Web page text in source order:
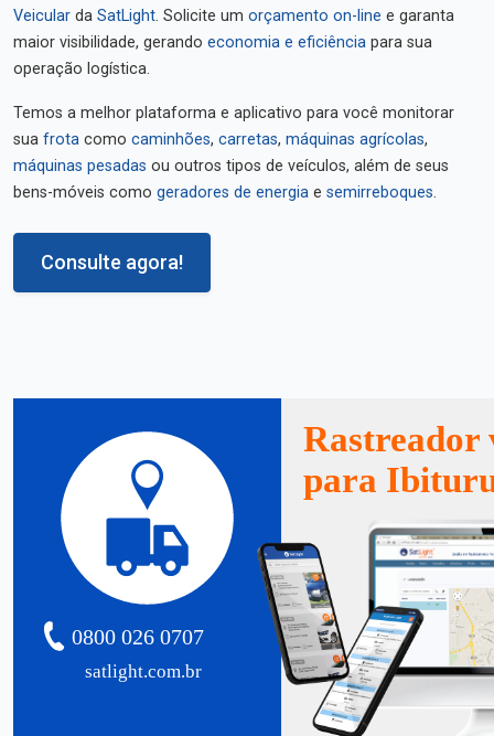
Veicular da SatLight. Solicite um orçamento on-line e garanta
maior visibilidade, gerando economia e eficiência para sua
operação logística.
Temos a melhor plataforma e aplicativo para você monitorar
sua frota como caminhões, carretas, máquinas agrícolas,
máquinas pesadas ou outros tipos de veículos, além de seus
bens-móveis como geradores de energia e semirreboques.
Consulte agora!
satlight.com.br
0800 026 0707
Rastreador
para